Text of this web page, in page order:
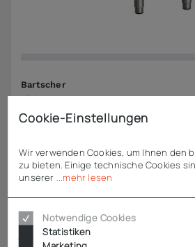
Bartscher
Elektro-Fritteuse 700, B400, 2x8L
Cookie-Einstellungen
Wir verwenden Cookies, um Ihnen den
zu bieten. Einige technische Cookies
unserer ...mehr lesen
Notwendige Cookies
Statistiken